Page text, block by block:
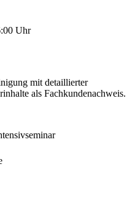
Uhr
mit detaillierter
als Fachkundenachweis.